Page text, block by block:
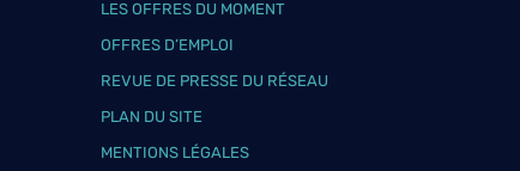
LES OFFRES DU MOMENT
OFFRES D’EMPLOI
REVUE DE PRESSE DU RÉSEAU
PLAN DU SITE
MENTIONS LÉGALES